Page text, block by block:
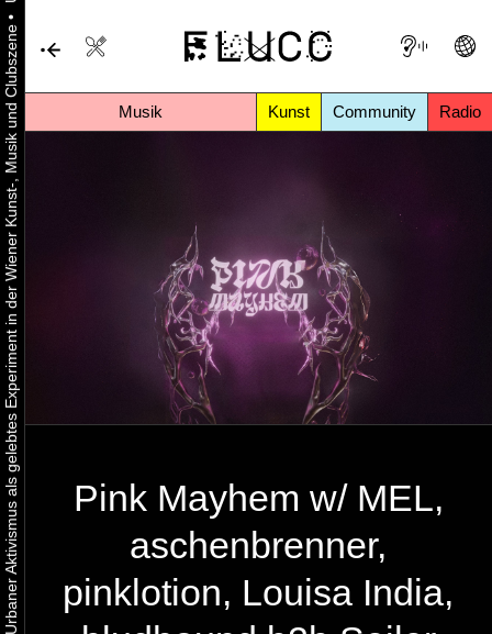
Musik Kunst Community Radio
Urbaner Aktivismus als gelebtes Experiment in der Wiener Kunst-, Musik und Clubszene
•
Pink Mayhem w/ MEL,
aschenbrenner,
pinklotion, Louisa India,